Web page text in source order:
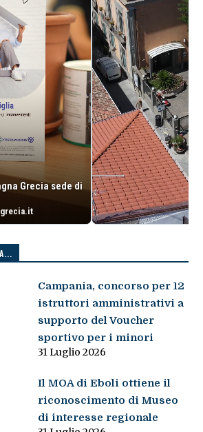
Grecia sede di
Campania, concorso per 12
istruttori amministrativi a
supporto del Voucher
sportivo per i minori
31 Luglio 2026
Il MOA di Eboli ottiene il
riconoscimento di Museo
di interesse regionale